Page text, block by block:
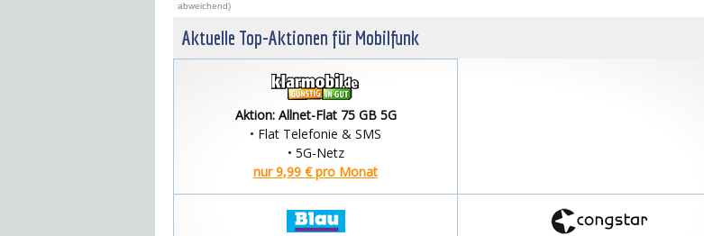
abweichend)
Aktuelle Top-Aktionen für Mobilfunk
Aktion: Allnet-Flat 75 GB 5G
• Flat Telefonie & SMS
• 5G-Netz
nur 9,99 € pro Monat